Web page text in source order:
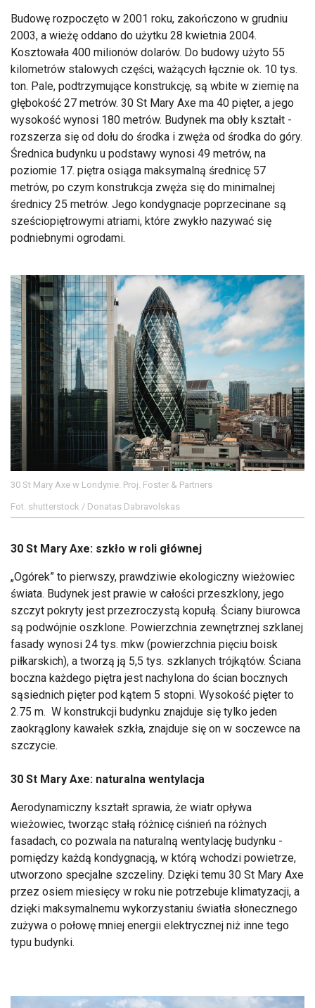
Budowę rozpoczęto w 2001 roku, zakończono w grudniu
2003, a wieżę oddano do użytku 28 kwietnia 2004.
Kosztowała 400 milionów dolarów. Do budowy użyto 55
kilometrów stalowych części, ważących łącznie ok. 10 tys.
ton. Pale, podtrzymujące konstrukcję, są wbite w ziemię na
głębokość 27 metrów. 30 St Mary Axe ma 40 pięter, a jego
wysokość wynosi 180 metrów. Budynek ma obły kształt -
rozszerza się od dołu do środka i zwęża od środka do góry.
Średnica budynku u podstawy wynosi 49 metrów, na
poziomie 17. piętra osiąga maksymalną średnicę 57
metrów, po czym konstrukcja zwęża się do minimalnej
średnicy 25 metrów. Jego kondygnacje poprzecinane są
sześciopiętrowymi atriami, które zwykło nazywać się
podniebnymi ogrodami.
30 St Mary Axe w Londynie. Proj. Foster & Partners
Fot. shutterstock / Donatas Dabravolskas
30 St Mary Axe: szkło w roli głównej
„Ogórek” to pierwszy, prawdziwie ekologiczny wieżowiec
świata. Budynek jest prawie w całości przeszklony, jego
szczyt pokryty jest przezroczystą kopułą. Ściany biurowca
są podwójnie oszklone. Powierzchnia zewnętrznej szklanej
fasady wynosi 24 tys. mkw (powierzchnia pięciu boisk
piłkarskich), a tworzą ją 5,5 tys. szklanych trójkątów. Ściana
boczna każdego piętra jest nachylona do ścian bocznych
sąsiednich pięter pod kątem 5 stopni. Wysokość pięter to
2.75 m. W konstrukcji budynku znajduje się tylko jeden
zaokrąglony kawałek szkła, znajduje się on w soczewce na
szczycie.
30 St Mary Axe: naturalna wentylacja
Aerodynamiczny kształt sprawia, że ​​wiatr opływa
wieżowiec, tworząc stałą różnicę ciśnień na różnych
fasadach, co pozwala na naturalną wentylację budynku -
pomiędzy każdą kondygnacją, w którą wchodzi powietrze,
utworzono specjalne szczeliny. Dzięki temu 30 St Mary Axe
przez osiem miesięcy w roku nie potrzebuje klimatyzacji, a
dzięki maksymalnemu wykorzystaniu światła słonecznego
zużywa o połowę mniej energii elektrycznej niż inne tego
typu budynki.